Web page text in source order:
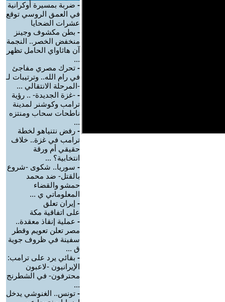
- ضربة بمسيرة أوكرانية
في العمق الروسي توقع
عشرات الضحايا
- بطن مكشوف وجينز
منخفض الخصر.. النجمة
آن هاثاواي الحامل تظهر
...
- تحرك مصري مفاجئ
في رام الله.. وترتيبات لـ
-المرحلة الانتقالي ...
- -غزة الجديدة- .. رؤية
ترامب وكوشنر لمدينة
ناطحات سحاب ومنتزه
...
- رفض نتنياهو لخطة
ترامب في غزة.. خلاف
حقيقي أم ورقة
انتخابية؟ ...
- سوريا.. شكوى -شروع
بالقتل- ضد محمد
حمشو والقضاء
المعلوماتي ي ...
- إيران تعلق
على اتفاقية مكة
- عملية إنقاذ معقدة..
مصر تعلن تعويم وقطر
سفينة في ظروف جوية
ق ...
- بقائي يرد على ترامب:
الإيرانيون -لاعبون
محترفون- في الشطرنج
...
- تونس.. الغنوشي يدخل